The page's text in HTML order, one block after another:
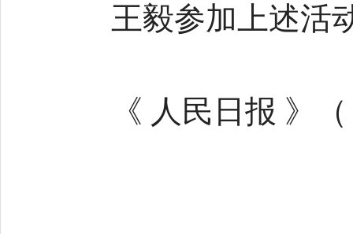
王毅参加上述活
《 人民日报 》（